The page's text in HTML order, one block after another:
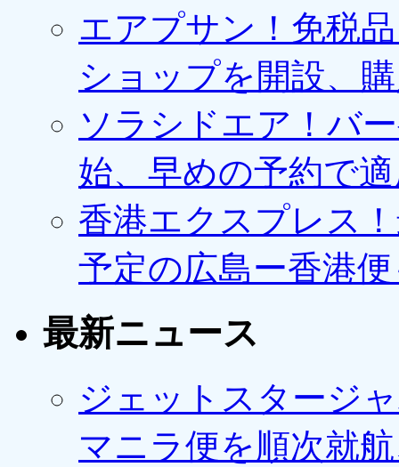
エアプサン！免税
ショップを開設、
ソラシドエア！バ
始、早めの予約で
香港エクスプレス
予定の広島ー香港
最新ニュース
ジェットスタージ
マニラ便を順次就